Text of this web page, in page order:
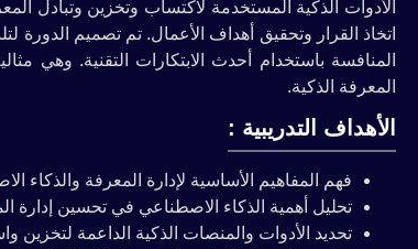
الأدوات الذكية المستخدمة لاكتساب وتخزين وتبادل
اتخاذ القرار وتحقيق أهداف الأعمال. تم تصميم الدورة
المنافسة باستخدام أحدث الابتكارات التقنية. وهي
المعرفة الذكية.
الأهداف التدريبية :
فهم المفاهيم الأساسية لإدارة المعرفة والذكاء
تحليل أهمية الذكاء الاصطناعي في تحسين إدارة
تحديد الأدوات والمنصات الذكية الداعمة لتخزين